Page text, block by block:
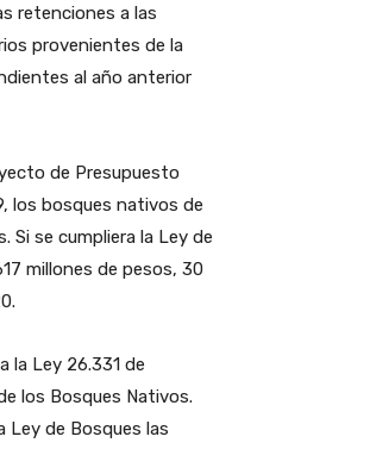
retenciones a las
provenientes de la
al año anterior
de Presupuesto
los bosques nativos de
Si se cumpliera la Ley de
millones de pesos, 30
la Ley 26.331 de
los Bosques Nativos.
Ley de Bosques las